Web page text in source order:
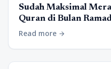
Sudah Maksimal
Quran di Bulan
Read more arrow_forward